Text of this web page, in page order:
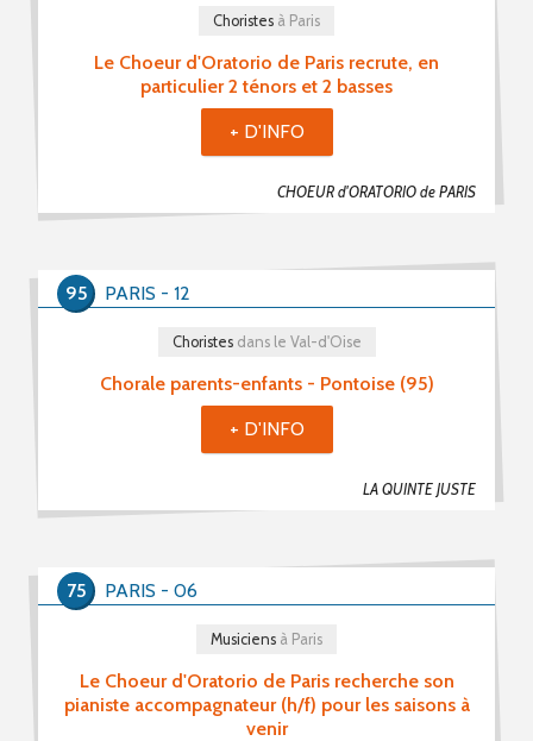
Le Choeur d'Oratorio de Paris recrute, en
particulier 2 ténors et 2 basses
CHOEUR d'ORATORIO de PARIS
Choristes à Paris
+ D'INFO
Chorale parents-enfants - Pontoise (95)
LA QUINTE JUSTE
Choristesdans le Val-d'Oise
PARIS - 12
95
+ D'INFO
Le Choeur d'Oratorio de Paris recherche son
pianiste accompagnateur (h/f) pour les saisons à
venir
Musiciens à Paris
PARIS - 06
75